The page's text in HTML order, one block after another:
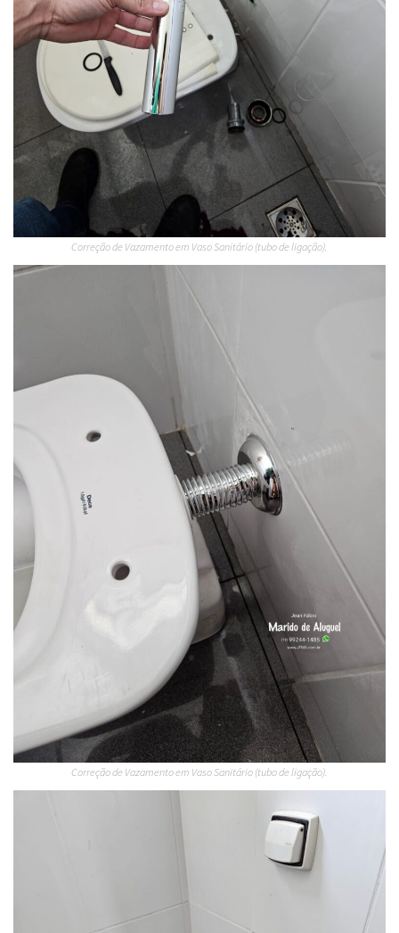
Correção de Vazamento em Vaso Sanitário (tubo de ligação).
Correção de Vazamento em Vaso Sanitário (tubo de ligação).